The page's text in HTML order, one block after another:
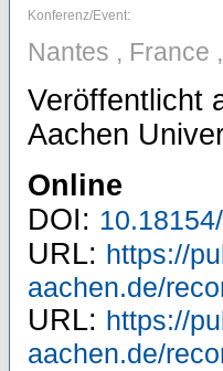
Konferenz/Event:
Nantes , France
Veröffentlicht
Aachen
Online
DOI:
URL: https://
aachen.de/
URL: https://
aachen.de/